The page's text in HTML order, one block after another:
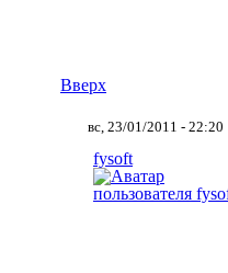
Вверх
вс, 23/01/2011 - 22:20
fysoft